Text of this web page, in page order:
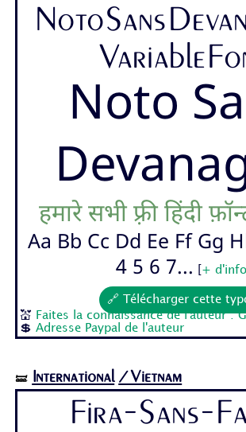
Noto
हमारे सभी फ़्री हिंदी
Aa Bb Cc Dd Ee Ff Gg
4 5 6 7...
+ d'info
🔗 Télécharger cette
💒
Faites la connaissance de l'auteur :
💲Adresse Paypal de l'auteur
🝛 International /Vietnam
Fira-Sans-